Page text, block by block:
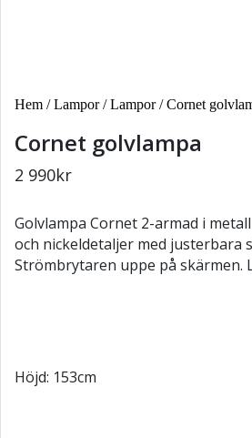
Hem /Lampor/Lampor/ Cornet
Cornet golvlampa
2 990kr
Golvlampa Cornet 2-armad i
och nickeldetaljer med justerbara
Strömbrytaren uppe på skärmen.
Höjd: 153cm